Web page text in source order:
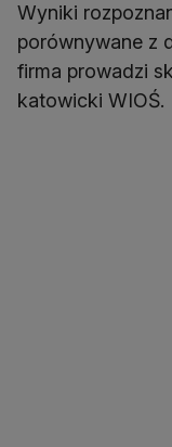
Wyniki
porównywane z
firma prowadzi
katowicki WIOŚ.